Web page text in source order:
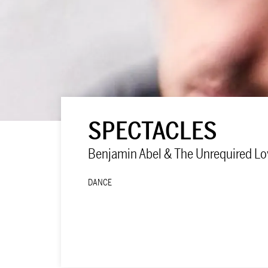
SPECTACLES
Benjamin Abel & The Unrequired
DANCE